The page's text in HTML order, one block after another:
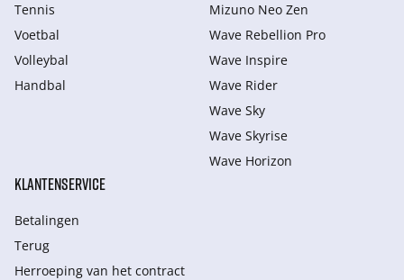
Tennis
Voetbal
Volleybal
Handbal
Mizuno Neo Zen
Wave Rebellion Pro
Wave Inspire
Wave Rider
Wave Sky
Wave Skyrise
Wave Horizon
KLANTENSERVICE
Betalingen
Terug
Herroeping van het contract